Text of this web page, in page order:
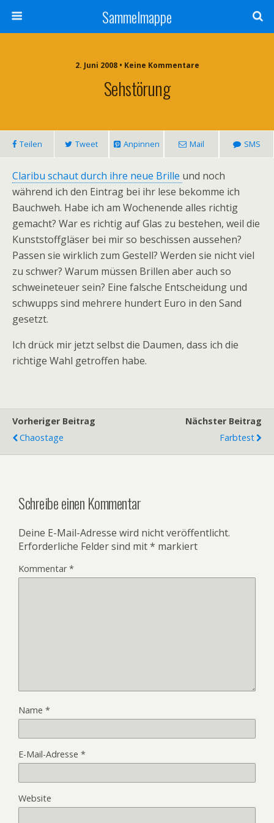
Sammelmappe
2. Juni 2008 • Keine Kommentare
Sehstörung
Teilen Tweet Anpinnen Mail SMS
Claribu schaut durch ihre neue Brille und noch
während ich den Eintrag bei ihr lese bekomme ich
Bauchweh. Habe ich am Wochenende alles richtig
gemacht? War es richtig auf Glas zu bestehen, weil die
Kunststoffgläser bei mir so beschissen aussehen?
Passen sie wirklich zum Gestell? Werden sie nicht viel
zu schwer? Warum müssen Brillen aber auch so
schweineteuer sein? Eine falsche Entscheidung und
schwupps sind mehrere hundert Euro in den Sand
gesetzt.
Ich drück mir jetzt selbst die Daumen, dass ich die
richtige Wahl getroffen habe.
Vorheriger Beitrag
Chaostage
Nächster Beitrag
Farbtest
Schreibe einen Kommentar
Deine E-Mail-Adresse wird nicht veröffentlicht.
Erforderliche Felder sind mit* markiert
Kommentar*
Name *
E-Mail-Adresse *
Website